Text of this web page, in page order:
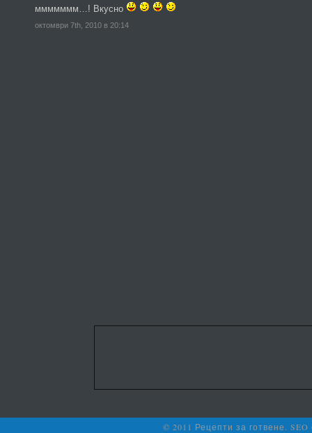
ммммммм…! Вкусно
октомври 7th, 2010 в 20:14
© 2011 Рецепти за готвене.